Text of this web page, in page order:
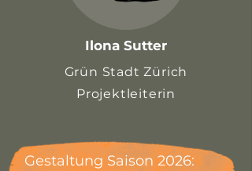
Ilona Sutter
Grün Stadt Zürich
Projektleiterin
Gestaltung Saison 2026: